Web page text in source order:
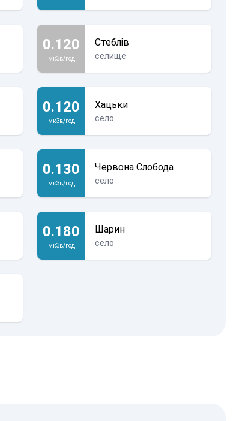
0.120
мкЗв/год
Стеблів
селище
0.120
мкЗв/год
Хацьки
село
0.130
мкЗв/год
Червона Слобода
село
0.180
мкЗв/год
Шарин
село